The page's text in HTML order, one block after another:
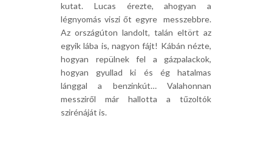
kutat. Lucas érezte, ahogyan a
légnyomás viszi őt egyre messzebbre.
Az országúton landolt, talán eltört az
egyik lába is, nagyon fájt! Kábán nézte,
hogyan repülnek fel a gázpalackok,
hogyan gyullad ki és ég hatalmas
lánggal a benzinkút… Valahonnan
messziről már hallotta a tűzoltók
szirénáját is.